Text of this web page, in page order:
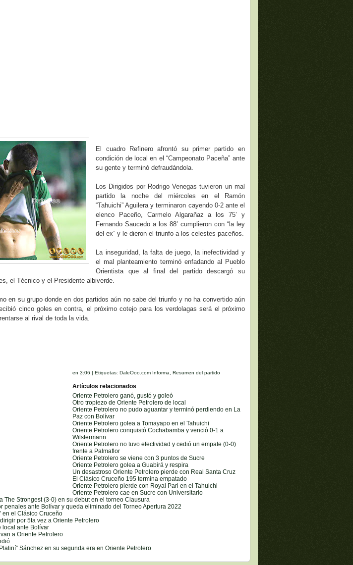
El cuadro Refinero afrontó su primer partido en
condición de local en el “Campeonato Paceña” ante
su gente y terminó defraudándola.
Los Dirigidos por Rodrigo Venegas tuvieron un mal
partido la noche del miércoles en el Ramón
“Tahuichi” Aguilera y terminaron cayendo 0-2 ante el
elenco Paceño, Carmelo Algarañaz a los 75’ y
Fernando Saucedo a los 88’ cumplieron con “la ley
del ex” y le dieron el triunfo a los celestes paceños.
La inseguridad, la falta de juego, la inefectividad y
el mal planteamiento terminó enfadando al Pueblo
Orientista que al final del partido descargó su
el Técnico y el Presidente albiverde.
en su grupo donde en dos partidos aún no sabe del triunfo y no ha convertido aún
cinco goles en contra, el próximo cotejo para los verdolagas será el próximo
al rival de toda la vida.
en3:06 |Etiquetas:DaleOoo.com Informa ,Resumen del partido
Artículos relacionados
Oriente Petrolero ganó, gustó y goleó
Otro tropiezo de Oriente Petrolero de local
Oriente Petrolero no pudo aguantar y terminó perdiendo en La
Paz con Bolívar
Oriente Petrolero golea a Tomayapo en el Tahuichi
Oriente Petrolero conquistó Cochabamba y venció 0-1 a
Wilstermann
Oriente Petrolero no tuvo efectividad y cedió un empate (0-0)
frente a Palmaflor
Oriente Petrolero se viene con 3 puntos de Sucre
Oriente Petrolero golea a Guabirá y respira
Un desastroso Oriente Petrolero pierde con Real Santa Cruz
El Clásico Cruceño 195 termina empatado
Oriente Petrolero pierde con Royal Pari en el Tahuichi
Oriente Petrolero cae en Sucre con Universitario
The Strongest (3-0) en su debut en el torneo Clausura
penales ante Bolívar y queda eliminado del Torneo Apertura 2022
en el Clásico Cruceño
por 5ta vez a Oriente Petrolero
local ante Bolívar
a Oriente Petrolero
Sánchez en su segunda era en Oriente Petrolero